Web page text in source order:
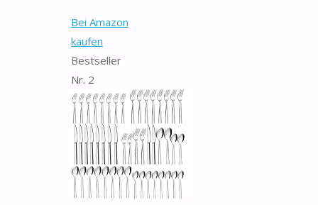
Bei Amazon
kaufen
Bestseller
Nr. 2